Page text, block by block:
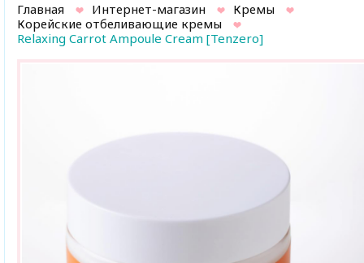
Главная Интернет-магазин
Кремы
Корейские отбеливающие кремы
Relaxing Carrot Ampoule Cream [Tenzero]